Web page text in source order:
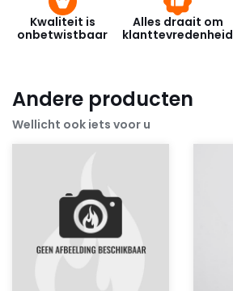
Kwaliteit is
onbetwistbaar
Alles draait om
klanttevredenheid
Andere producten
Wellicht ook iets voor u